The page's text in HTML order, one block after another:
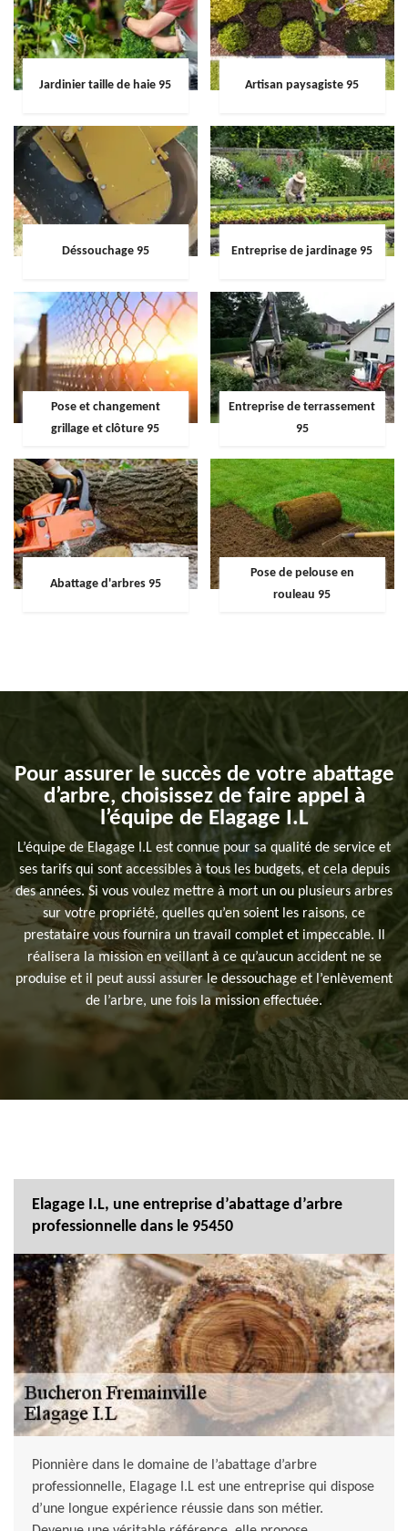
Jardinier taille de haie 95 Artisan paysagiste 95
Déssouchage 95 Entreprise de jardinage 95
Pose et changement
grillage et clôture 95
Entreprise de terrassement
95
Abattage d'arbres 95
Pose de pelouse en
rouleau 95
Pour assurer le succès de votre abattage
d’arbre, choisissez de faire appel à
l’équipe de Elagage I.L
L’équipe de Elagage I.L est connue pour sa qualité de service et
ses tarifs qui sont accessibles à tous les budgets, et cela depuis
des années. Si vous voulez mettre à mort un ou plusieurs arbres
sur votre propriété, quelles qu’en soient les raisons, ce
prestataire vous fournira un travail complet et impeccable. Il
réalisera la mission en veillant à ce qu’aucun accident ne se
produise et il peut aussi assurer le dessouchage et l’enlèvement
de l’arbre, une fois la mission effectuée.
Elagage I.L, une entreprise d’abattage d’arbre
professionnelle dans le 95450
Pionnière dans le domaine de l’abattage d’arbre
professionnelle, Elagage I.L est une entreprise qui dispose
d’une longue expérience réussie dans son métier.